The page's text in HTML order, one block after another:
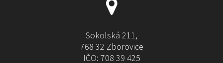
Sokolská 211,
768 32 Zborovice
IČO: 708 39 425